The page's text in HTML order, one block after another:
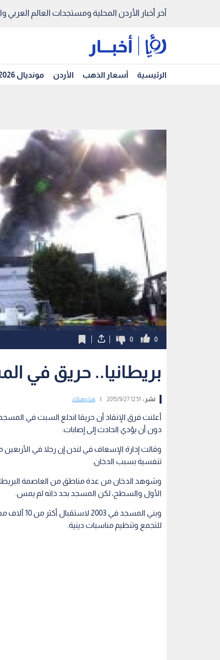
آخر أخبار الأردن المحلية ومستجدات العالم العربي
الرئيسية أسعار الذهب الأردن مونديال 2026
0
0
بريطانيا.. حريق في
نشر : 12:51 2015/9/27 هنا وهناك
أعلنت فرق الإنقاذ أن حريقا اندلع السبت في
دون أن يؤدي الحادث إلى إصابات.
وقالت إدارة الإسعاف في لندن إن رجلا في
تنفسية بسبب الدخان.
وشوهد الدخان من عدة مناطق من العاصمة
الأول والسطح، لكن المسجد بحد ذاته لم يمس.
وبني
للتجمع وتنظيم مناسبات دينية.